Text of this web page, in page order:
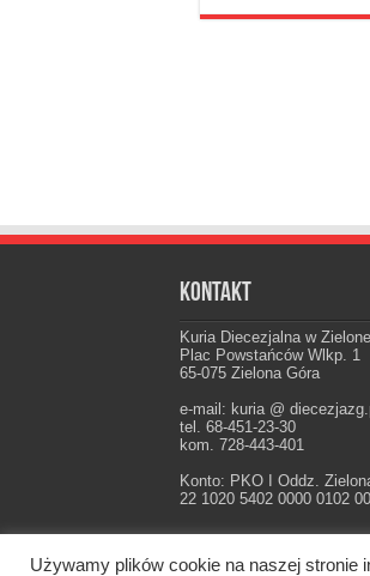
Kontakt
Kuria Diecezjalna w
Plac Powstańców Wlkp. 1
65-075 Zielona Góra
e-mail: kuria @
tel. 68-451-23-30
kom. 728-443-401
Konto: PKO I Oddz.
22 1020 5402 0000 0102
Używamy plików cookie na naszej stronie